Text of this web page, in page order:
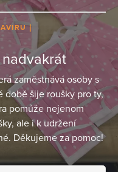
zaměstnává osoby s
době šije roušky pro ty,
pomůže nejenom
ale i k udržení
Děkujeme za pomoc!